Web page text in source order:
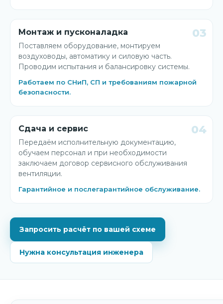
03
Монтаж и пусконаладка
Поставляем оборудование, монтируем
воздуховоды, автоматику и силовую часть.
Проводим испытания и балансировку системы.
Работаем по СНиП, СП и требованиям пожарной
безопасности.
04
Сдача и сервис
Передаём исполнительную документацию,
обучаем персонал и при необходимости
заключаем договор сервисного обслуживания
вентиляции.
Гарантийное и послегарантийное обслуживание.
Запросить расчёт по вашей схеме
Нужна консультация инженера